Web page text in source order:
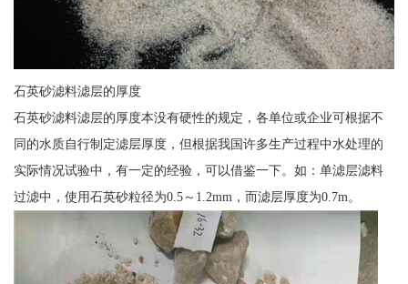
石英砂滤料滤层的厚度
石英砂滤料滤层的厚度本没有硬性的规定，各单位或企业可根据不
同的水质自行制定滤层厚度，但根据我国许多生产过程中水处理的
实际情况试验中，有一定的经验，可以借鉴一下。如：单滤层滤料
过滤中，使用石英砂粒径为0.5～1.2mm，而滤层厚度为0.7m。